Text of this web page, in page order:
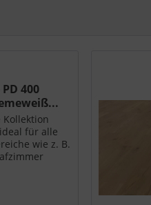
400
Kollektion
für alle
wie z. B.
etwa